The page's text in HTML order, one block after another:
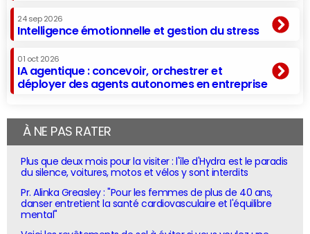
24 sep 2026
Intelligence émotionnelle et gestion du stress
01 oct 2026
IA agentique : concevoir, orchestrer et
déployer des agents autonomes en entreprise
À NE PAS RATER
Plus que deux mois pour la visiter : l'île d'Hydra est le paradis
du silence, voitures, motos et vélos y sont interdits
Pr. Alinka Greasley : "Pour les femmes de plus de 40 ans,
danser entretient la santé cardiovasculaire et l'équilibre
mental"